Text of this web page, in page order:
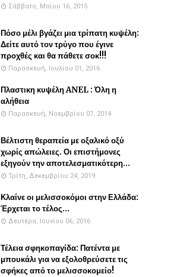
Σάββατο, Μαΐου 16, 2015
Πόσο μέλι βγάζει μια τρίπατη κυψέλη:
Δείτε αυτό τον τρύγο που έγινε
προχθές και θα πάθετε σοκ!!!
Παρασκευή, Ιουλίου 01, 2016
Πλαστικη κυψέλη ANEL : Όλη η
αλήθεια
Παρασκευή, Νοεμβρίου 07, 2014
Βέλτιστη θεραπεία με οξαλικό οξύ
χωρίς απώλειες. Οι επιστήμονες
εξηγούν την αποτελεσματικότερη...
Τρίτη, Δεκεμβρίου 24, 2019
Κλαίνε οι μελισσοκόμοι στην Ελλάδα:
Έρχεται το τέλος...
Δευτέρα, Ιουνίου 06, 2016
Τέλεια σφηκοπαγίδα: Πατέντα με
μπουκάλι για να εξολοθρεύσετε τις
σφήκες από το μελισσοκομείο!